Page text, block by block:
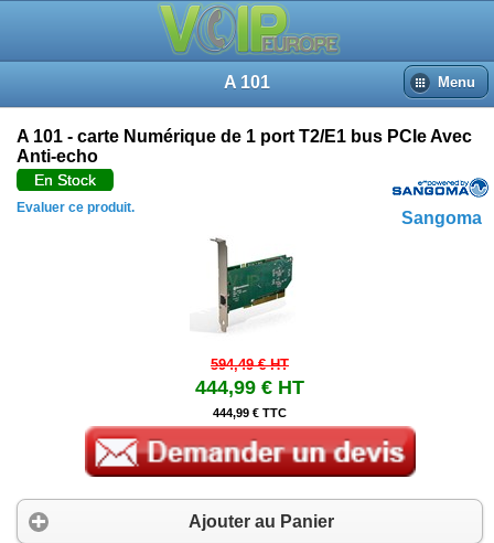
A 101 Menu
Sangoma
A 101 - carte Numérique de 1 port T2/E1 bus PCIe Avec
Anti-echo
En Stock
Evaluer ce produit.
594,49 €HT
444,99 € HT
444,99 € TTC
Ajouter au Panier
Recherche
Connexion